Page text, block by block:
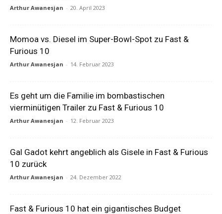
Arthur Awanesjan - 20. April 2023
Momoa vs. Diesel im Super-Bowl-Spot zu Fast &
Furious 10
Arthur Awanesjan - 14. Februar 2023
Es geht um die Familie im bombastischen
vierminütigen Trailer zu Fast & Furious 10
Arthur Awanesjan - 12. Februar 2023
Gal Gadot kehrt angeblich als Gisele in Fast & Furious
10 zurück
Arthur Awanesjan - 24. Dezember 2022
Fast & Furious 10 hat ein gigantisches Budget